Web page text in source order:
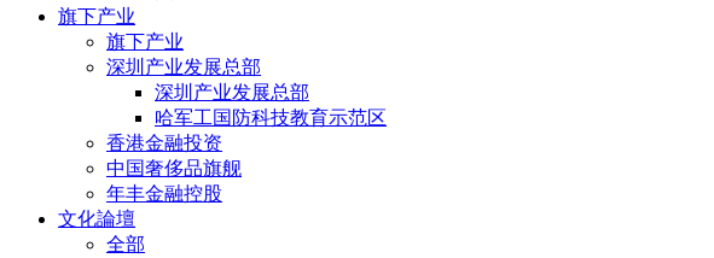
旗下产业
旗下产业
深圳产业发展总部
深圳产业发展总部
哈军工国防科技教育示范区
香港金融投资
中国奢侈品旗舰
年丰金融控股
文化論壇
全部